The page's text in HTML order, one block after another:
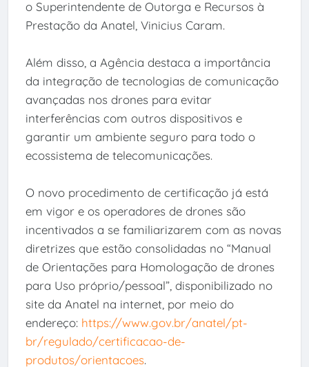
o Superintendente de Outorga e Recursos à
Prestação da Anatel, Vinicius Caram.
Além disso, a Agência destaca a importância
da integração de tecnologias de comunicação
avançadas nos drones para evitar
interferências com outros dispositivos e
garantir um ambiente seguro para todo o
ecossistema de telecomunicações.
O novo procedimento de certificação já está
em vigor e os operadores de drones são
incentivados a se familiarizarem com as novas
diretrizes que estão consolidadas no “Manual
de Orientações para Homologação de drones
para Uso próprio/pessoal”, disponibilizado no
site da Anatel na internet, por meio do
endereço: https://www.gov.br/anatel/pt-
br/regulado/certificacao-de-
produtos/orientacoes.